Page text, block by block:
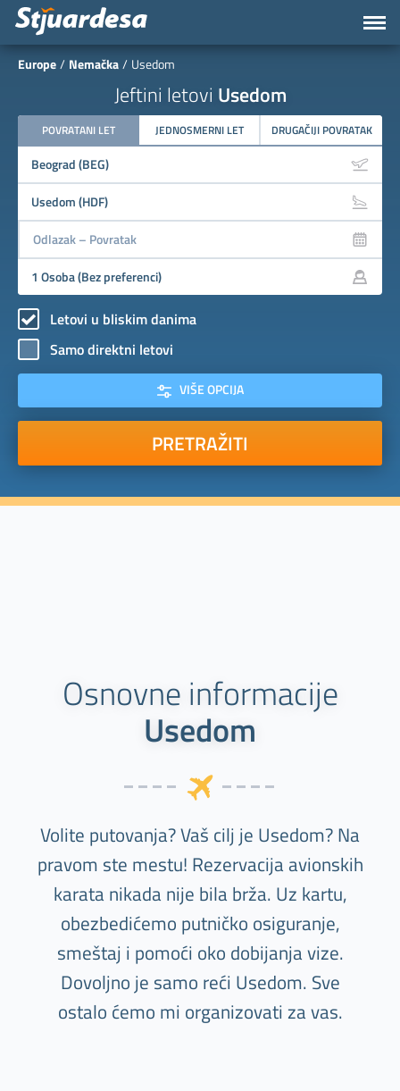
Europe Nemačka Usedom
Jeftini letovi Usedom
POVRATANI LET JEDNOSMERNI LET DRUGAČIJI POVRATAK
Letovi u bliskim danima
Samo direktni letovi
VIŠE OPCIJA
PRETRAŽITI
Osnovne informacije
Usedom
Volite putovanja? Vaš cilj je Usedom? Na
pravom ste mestu! Rezervacija avionskih
karata nikada nije bila brža. Uz kartu,
obezbedićemo putničko osiguranje,
smeštaj i pomoći oko dobijanja vize.
Dovoljno je samo reći Usedom. Sve
ostalo ćemo mi organizovati za vas.